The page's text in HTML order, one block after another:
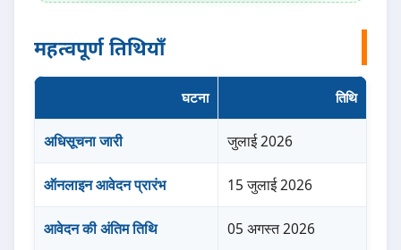
महत्वपूर्ण तिथियाँ
घटना तिथि
अधिसूचना जारी जुलाई 2026
ऑनलाइन आवेदन प्रारंभ 15 जुलाई 2026
आवेदन की अंतिम तिथि 05 अगस्त 2026